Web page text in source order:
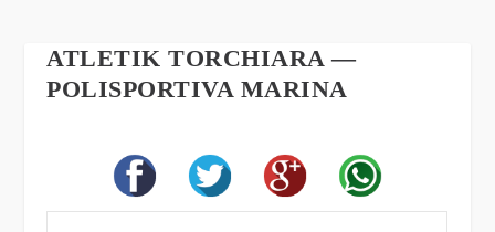
ATLETIK TORCHIARA —
POLISPORTIVA MARINA